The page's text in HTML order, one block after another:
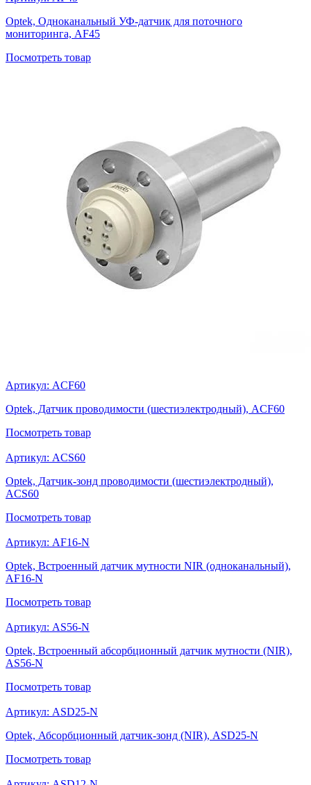
Optek, Одноканальный УФ-датчик для поточного
мониторинга, AF45
Посмотреть товар
Артикул: ACF60
Optek, Датчик проводимости (шестиэлектродный), ACF60
Посмотреть товар
Артикул: ACS60
Optek, Датчик-зонд проводимости (шестиэлектродный),
ACS60
Посмотреть товар
Артикул: AF16-N
Optek, Встроенный датчик мутности NIR (одноканальный),
AF16-N
Посмотреть товар
Артикул: AS56-N
Optek, Встроенный абсорбционный датчик мутности (NIR),
AS56-N
Посмотреть товар
Артикул: ASD25-N
Optek, Абсорбционный датчик-зонд (NIR), ASD25-N
Посмотреть товар